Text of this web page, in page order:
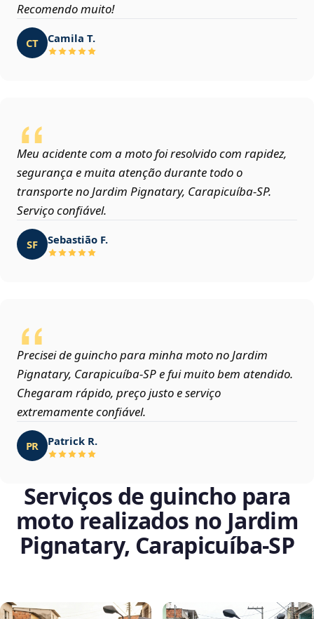
Recomendo muito!
CT Camila T.
Meu acidente com a moto foi resolvido com rapidez,
segurança e muita atenção durante todo o
transporte no Jardim Pignatary, Carapicuíba‑SP.
Serviço confiável.
SF Sebastião F.
Precisei de guincho para minha moto no Jardim
Pignatary, Carapicuíba‑SP e fui muito bem atendido.
Chegaram rápido, preço justo e serviço
extremamente confiável.
PR Patrick R.
Serviços de guincho para
moto realizados no Jardim
Pignatary, Carapicuíba‑SP